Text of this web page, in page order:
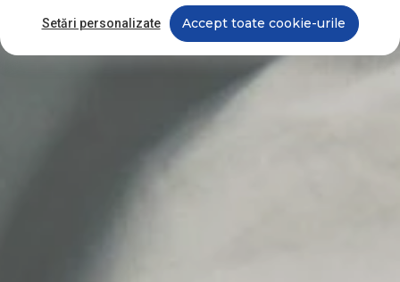
Setări personalizate Accept toate cookie-urile